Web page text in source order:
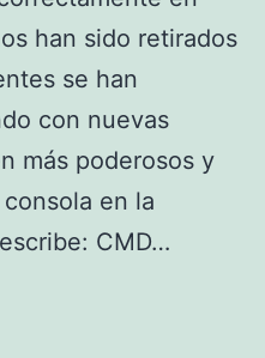
han sido retirados
se han
con nuevas
más poderosos y
en la
CMD…